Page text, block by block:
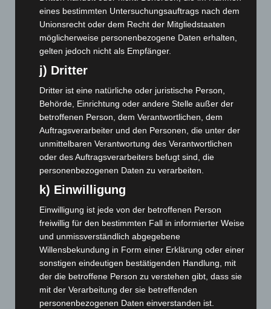
März 2025 (111)
Februar 2025(96)
Januar 2025(88)
Dezember 2024(89)
November 2024
Oktober 2024 (93)
September 2024 (112)
August 2024(107)
Juli 2024(89)
Juni 2024(107)
Mai 2024(149)
April 2024(102)
März 2024(103)
Februar 2024(103)
Januar 2024(111)
Dezember 2023
(130)
November 2023(130)
eines bestimmten Untersuchungsauftrags nach dem
Unionsrecht oder dem Recht der Mitgliedstaaten
möglicherweise personenbezogene Daten erhalten,
gelten jedoch nicht als Empfänger.
j) Dritter
Dritter ist eine natürliche oder juristische Person,
Behörde, Einrichtung oder andere Stelle außer der
betroffenen Person, dem Verantwortlichen, dem
Auftragsverarbeiter und den Personen, die unter der
unmittelbaren Verantwortung des Verantwortlichen
oder des Auftragsverarbeiters befugt sind, die
personenbezogenen Daten zu verarbeiten.
k) Einwilligung
Einwilligung ist jede von der betroffenen Person
freiwillig für den bestimmten Fall in informierter Weise
und unmissverständlich abgegebene
Willensbekundung in Form einer Erklärung oder einer
sonstigen eindeutigen bestätigenden Handlung, mit
der die betroffene Person zu verstehen gibt, dass sie
mit der Verarbeitung der sie betreffenden
personenbezogenen Daten einverstanden ist.